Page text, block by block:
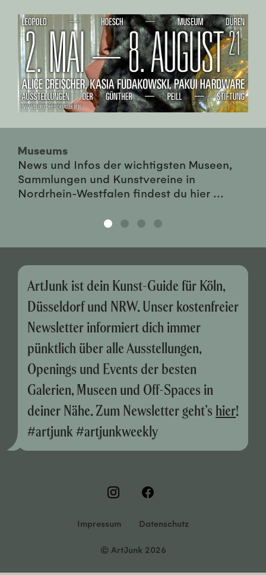
Museums
News und Infos der wichtigsten Museen,
Sammlungen und Kunstvereine in
Nordrhein-Westfalen findest du hier ...
ArtJunk ist dein Kunst-Guide für Köln,
Düsseldorf und NRW. Unser kostenfreier
Newsletter informiert dich immer
pünktlich über alle Ausstellungen,
Openings und Events der besten
Galerien, Museen und Off-Spaces in
deiner Nähe. Zum Newsletter geht’s hier!
#artjunk #artjunkweekly
Impressum Datenschutz
© ArtJunk 2026